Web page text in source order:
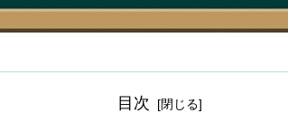
目次